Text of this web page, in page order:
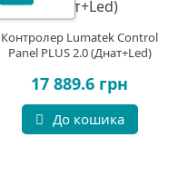
Контролер Lumatek Control
Panel PLUS 2.0 (Днат+Led)
17 889.6 грн
До кошика